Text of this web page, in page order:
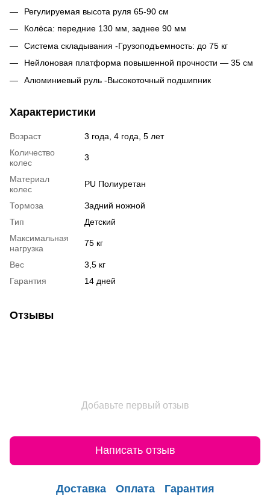
Регулируемая высота руля 65-90 см
Колёса: передние 130 мм, заднее 90 мм
Система складывания -Грузоподъемность: до 75 кг
Нейлоновая платформа повышенной прочности — 35 см
Алюминиевый руль -Высокоточный подшипник
Характеристики
Возраст
3 года, 4 года, 5 лет
Количество
колес
3
Материал
колес
PU Полиуретан
Тормоза
Задний ножной
Тип
Детский
Максимальная
нагрузка
75 кг
Вес
3,5 кг
Гарантия
14 дней
Отзывы
Добавьте первый отзыв
Написать отзыв
Доставка Оплата Гарантия